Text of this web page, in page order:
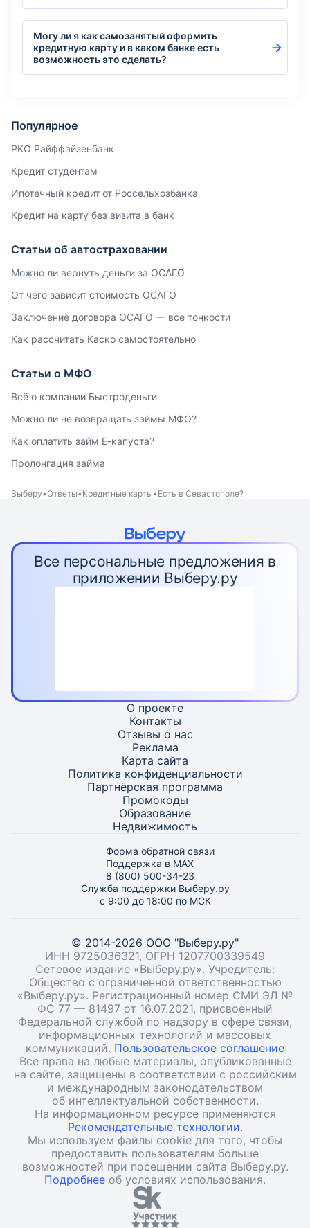
Могу ли я как самозанятый оформить
кредитную карту и в каком банке есть
возможность это сделать?
Популярное
РКО Райффайзенбанк
Кредит студентам
Ипотечный кредит от Россельхозбанка
Кредит на карту без визита в банк
Статьи об автостраховании
Можно ли вернуть деньги за ОСАГО
От чего зависит стоимость ОСАГО
Заключение договора ОСАГО — все тонкости
Как рассчитать Каско самостоятельно
Статьи о МФО
Всё о компании Быстроденьги
Можно ли не возвращать займы МФО?
Как оплатить займ Е-капуста?
Пролонгация займа
Выберу Ответы Кредитные карты Есть в Севастополе?
Все персональные предложения в
приложении Выберу.ру
О проекте
Контакты
Отзывы о нас
Реклама
Карта сайта
Политика конфиденциальности
Партнёрская программа
Промокоды
Образование
Недвижимость
Форма обратной связи
Поддержка в MAX
8 (800) 500-34-23
Служба поддержки Выберу.ру
с 9:00 до 18:00 по МСК
© 2014-2026 ООО "Выберу.ру"
ИНН 9725036321, ОГРН 1207700339549
Сетевое издание «Выберу.ру». Учредитель:
Общество с ограниченной ответственностью
«Выберу.ру». Регистрационный номер СМИ ЭЛ №
ФС 77 — 81497 от 16.07.2021, присвоенный
Федеральной службой по надзору в сфере связи,
информационных технологий и массовых
коммуникаций. Пользовательское соглашение
Все права на любые материалы, опубликованные
на сайте, защищены в соответствии с российским
и международным законодательством
об интеллектуальной собственности.
На информационном ресурсе применяются
Рекомендательные технологии.
Мы используем файлы cookie для того, чтобы
предоставить пользователям больше
возможностей при посещении сайта Выберу.ру.
Подробнее об условиях использования.